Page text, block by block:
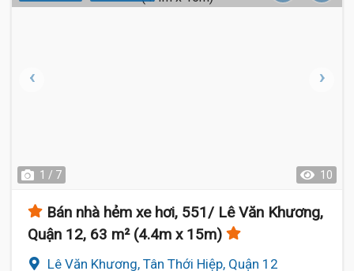
1 / 7 10
Bán nhà hẻm xe hơi, 551/ Lê Văn Khương,
Quận 12, 63 m² (4.4m x 15m)
Lê Văn Khương, Tân Thới Hiệp, Quận 12